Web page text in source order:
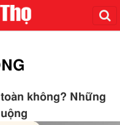
không? Những